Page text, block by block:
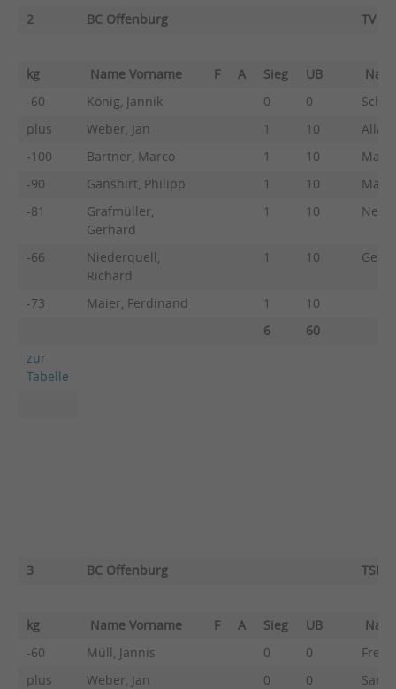
2 BC Offenburg TV
kg Name Vorname F A Sieg UB
-60
König, Jannik 0 0
plus
Weber, Jan 1 10
-100
Bartner, Marco 1 10
-90
Gänshirt, Philipp 1 10
-81
Grafmüller,
Gerhard
1 10
-66
Niederquell,
Richard
1 10
-73 Maier, Ferdinand 1
10
6
60
zur
Tabelle
3 BC Offenburg TSB
kg Name Vorname F A Sieg UB
-60
Müll, Jannis 0 0
Frey,
plus
Weber, Jan 0 0